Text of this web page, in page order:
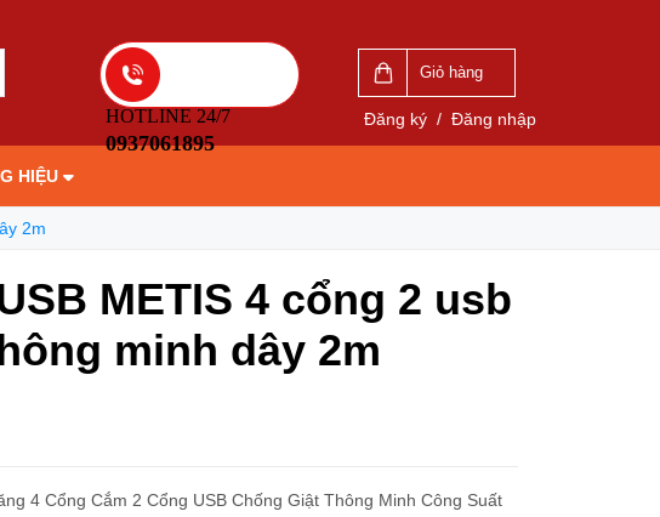
HOTLINE 24/7
0937061895
Giỏ hàng
Đăng ký / Đăng nhập
HIỆU
2m
METIS 4 cổng 2 usb
minh dây 2m
4 Cổng Cắm 2 Cổng USB Chống Giật Thông Minh Công Suất
0937061895 0937061895